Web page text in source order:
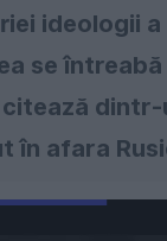
ideologii a
se
citează
în afara